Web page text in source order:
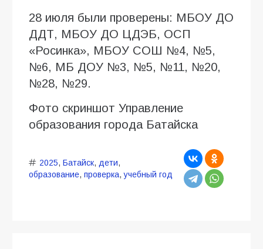
28 июля были проверены: МБОУ ДО
ДДТ, МБОУ ДО ЦДЭБ, ОСП
«Росинка», МБОУ СОШ №4, №5,
№6, МБ ДОУ №3, №5, №11, №20,
№28, №29.
Фото скриншот Управление
образования города Батайска
2025, Батайск, дети,
образование, проверка,учебный год